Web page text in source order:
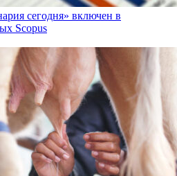
сегодня» включен в
Scopus